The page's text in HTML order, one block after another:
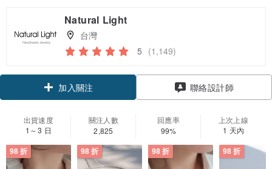
Natural Light
台灣
5 (1,149)
領優惠券
加入關注 聯絡設計師
出貨速度
1～3 日
關注人數
2,825
回應率
99%
上次上線
1 天內
98 折 98 折 98 折 98 折